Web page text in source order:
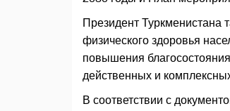
Президент Туркменистана
физического здоровья
повышения
действенных и
В соответствии с